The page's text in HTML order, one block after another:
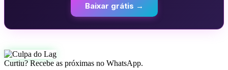
Baixar grátis →
Curtiu? Recebe as próximas no WhatsApp.